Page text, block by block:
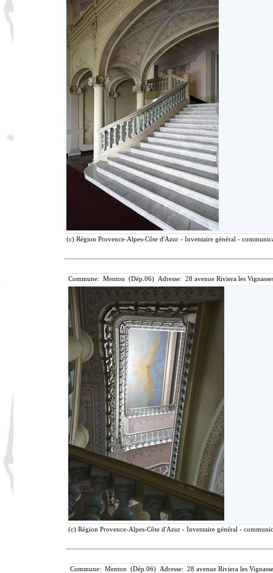
(c) Région Provence-Alpes-Côte d'Azur - Inventaire général -
Commune: Menton (Dép.06) Adresse: 28 avenue Riviera les
(c) Région Provence-Alpes-Côte d'Azur - Inventaire général -
Commune: Menton (Dép.06) Adresse: 28 avenue Riviera les